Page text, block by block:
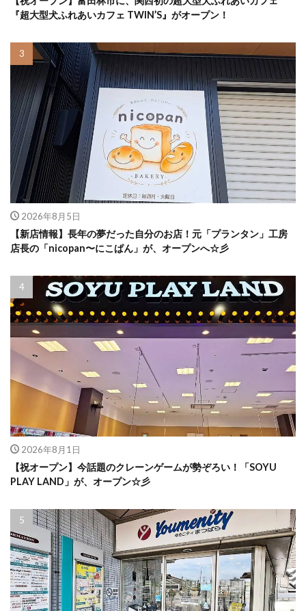
『超大型犬ふれあいカフェ TWIN’S』がオープン！
2026年8月5日
【新店情報】長年の夢だった自分のお店！元「プランタン」工房
店長の「nicopan〜にこぱん」が、オープンへ☆彡
2026年8月1日
【祝オープン】今話題のクレーンゲームが勢ぞろい！「SOYU
PLAY LAND」が、オープン☆彡